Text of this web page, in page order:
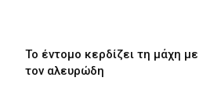
Το έντομο κερδίζει τη μάχη με
τον αλευρώδη